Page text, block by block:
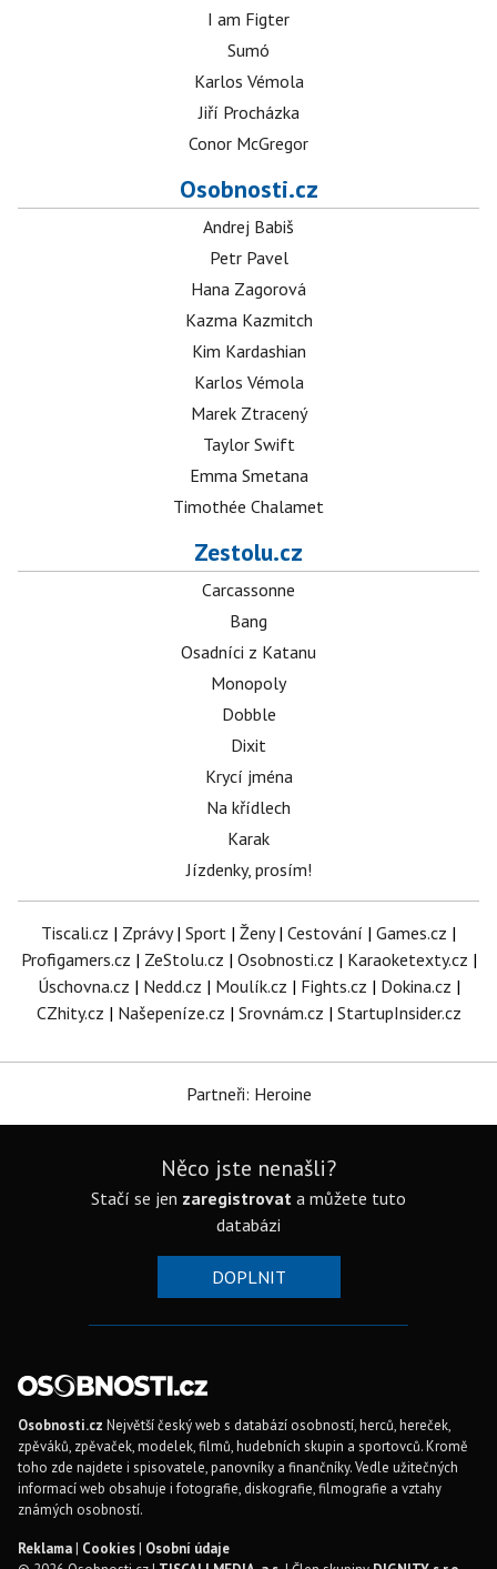
I am Figter
Sumó
Karlos Vémola
Jiří Procházka
Conor McGregor
Osobnosti.cz
Andrej Babiš
Petr Pavel
Hana Zagorová
Kazma Kazmitch
Kim Kardashian
Karlos Vémola
Marek Ztracený
Taylor Swift
Emma Smetana
Timothée Chalamet
Zestolu.cz
Carcassonne
Bang
Osadníci z Katanu
Monopoly
Dobble
Dixit
Krycí jména
Na křídlech
Karak
Jízdenky, prosím!
Tiscali.cz | Zprávy| Sport | Ženy| Cestování | Games.cz |
Profigamers.cz | ZeStolu.cz | Osobnosti.cz | Karaoketexty.cz |
Úschovna.cz | Nedd.cz | Moulík.cz | Fights.cz | Dokina.cz |
CZhity.cz | Našepeníze.cz | Srovnám.cz | StartupInsider.cz
Partneři: Heroine
Něco jste nenašli?
Stačí se jen zaregistrovat a můžete tuto
databázi
DOPLNIT
Osobnosti.cz Největší český web s databází osobností, herců, hereček,
zpěváků, zpěvaček, modelek, filmů, hudebních skupin a sportovců. Kromě
toho zde najdete i spisovatele, panovníky a finančníky. Vedle užitečných
informací web obsahuje i fotografie, diskografie, filmografie a vztahy
známých osobností.
Reklama| Cookies| Osobní údaje